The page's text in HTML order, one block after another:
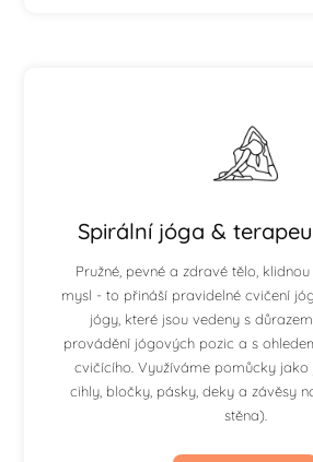
Spirální jóga &
Pružné, pevné a zdravé tělo,
mysl - to přináší pravidelné cvičení
jógy, které jsou vedeny s
provádění jógových pozic a s
cvičícího. Využíváme pomůcky jako
cihly, bločky, pásky, deky a závěsy
stěna).